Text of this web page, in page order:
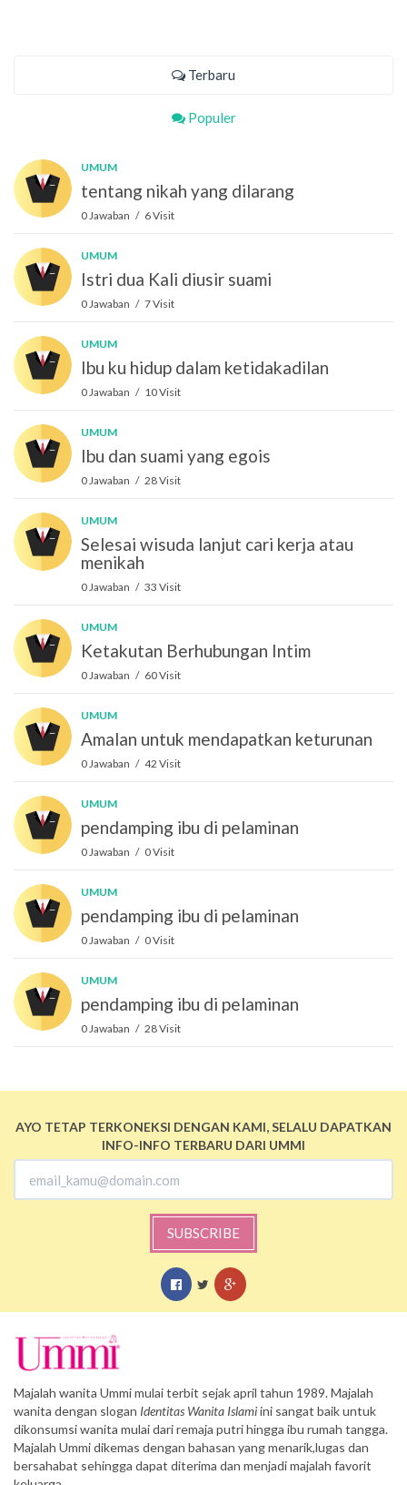
Terbaru
Populer
UMUM
tentang nikah yang dilarang
0 Jawaban / 6 Visit
UMUM
Istri dua Kali diusir suami
0 Jawaban / 7 Visit
UMUM
Ibu ku hidup dalam ketidakadilan
0 Jawaban / 10 Visit
UMUM
Ibu dan suami yang egois
0 Jawaban / 28 Visit
UMUM
Selesai wisuda lanjut cari kerja atau
menikah
0 Jawaban / 33 Visit
UMUM
Ketakutan Berhubungan Intim
0 Jawaban / 60 Visit
UMUM
Amalan untuk mendapatkan keturunan
0 Jawaban / 42 Visit
UMUM
pendamping ibu di pelaminan
0 Jawaban / 0 Visit
UMUM
pendamping ibu di pelaminan
0 Jawaban / 0 Visit
UMUM
pendamping ibu di pelaminan
0 Jawaban / 28 Visit
AYO TETAP TERKONEKSI DENGAN KAMI, SELALU DAPATKAN
INFO-INFO TERBARU DARI UMMI
SUBSCRIBE
Majalah wanita Ummi mulai terbit sejak april tahun 1989. Majalah
wanita dengan slogan Identitas Wanita Islamiini sangat baik untuk
dikonsumsi wanita mulai dari remaja putri hingga ibu rumah tangga.
Majalah Ummi dikemas dengan bahasan yang menarik,lugas dan
bersahabat sehingga dapat diterima dan menjadi majalah favorit